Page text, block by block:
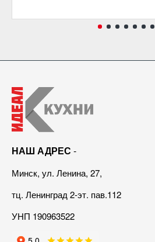
НАШ АДРЕС -
Минск, ул. Ленина, 27,
тц. Ленинград 2-эт. пав.112
УНП 190963522